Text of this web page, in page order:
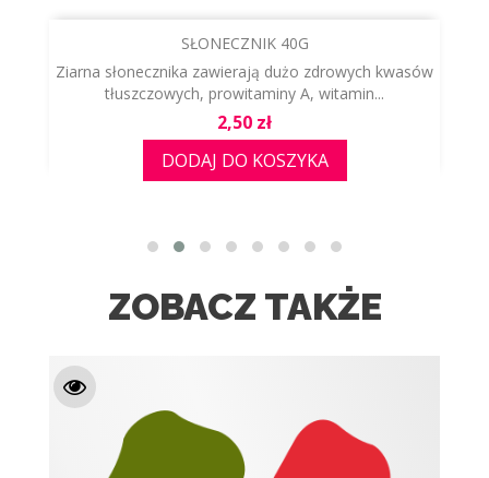
SŁONECZNIK 40G
Ziarna słonecznika zawierają dużo zdrowych kwasów
tłuszczowych, prowitaminy A, witamin...
Cena
2,50 zł
DODAJ DO KOSZYKA
ZOBACZ TAKŻE